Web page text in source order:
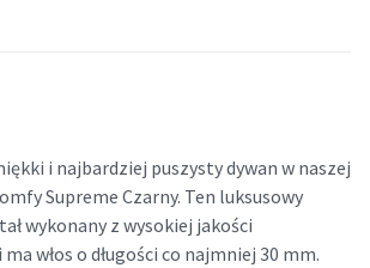
i najbardziej puszysty dywan w naszej
Supreme Czarny. Ten luksusowy
wykonany z wysokiej jakości
włos o długości co najmniej 30 mm.